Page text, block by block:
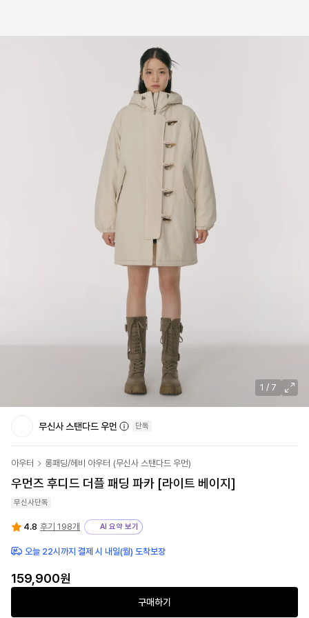
1 / 7
무신사 스탠다드 우먼 단독
아우터 롱패딩/헤비 아우터 (무신사 스탠다드 우먼)
우먼즈 후디드 더플 패딩 파카 [라이트 베이지]
무신사단독
4.8 후기 198개 AI 요약 보기
오늘 22시까지 결제 시 내일(월) 도착보장
159,900원
구매하기